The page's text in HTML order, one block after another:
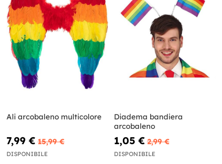
Ali arcobaleno multicolore
7,99 € 15,99 €
DISPONIBILE
Diadema bandiera
arcobaleno
1,05 € 2,99 €
DISPONIBILE